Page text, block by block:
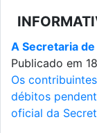
A Secretaria de
Publicado em
Os
débitos
oficial da